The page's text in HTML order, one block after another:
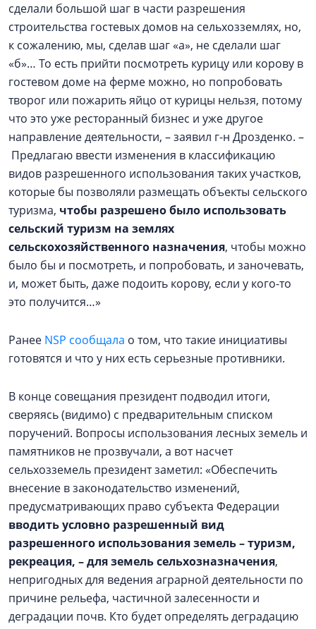
сделали большой шаг в части разрешения
строительства гостевых домов на сельхозземлях, но,
к сожалению, мы, сделав шаг «а», не сделали шаг
«б»… То есть прийти посмотреть курицу или корову в
гостевом доме на ферме можно, но попробовать
творог или пожарить яйцо от курицы нельзя, потому
что это уже ресторанный бизнес и уже другое
направление деятельности, – заявил г-н Дрозденко. –
Предлагаю ввести изменения в классификацию
видов разрешенного использования таких участков,
которые бы позволяли размещать объекты сельского
туризма, чтобы разрешено было использовать
сельский туризм на землях
сельскохозяйственного назначения, чтобы можно
было бы и посмотреть, и попробовать, и заночевать,
и, может быть, даже подоить корову, если у кого-то
это получится…»
Ранее NSP сообщала о том, что такие инициативы
готовятся и что у них есть серьезные противники.
В конце совещания президент подводил итоги,
сверяясь (видимо) с предварительным списком
поручений. Вопросы использования лесных земель и
памятников не прозвучали, а вот насчет
сельхозземель президент заметил: «Обеспечить
внесение в законодательство изменений,
предусматривающих право субъекта Федерации
вводить условно разрешенный вид
разрешенного использования земель – туризм,
рекреация, – для земель сельхозназначения,
непригодных для ведения аграрной деятельности по
причине рельефа, частичной залесенности и
деградации почв. Кто будет определять деградацию